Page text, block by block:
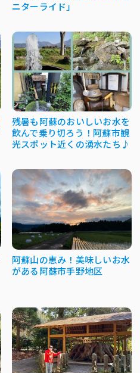
ニターライド」
残暑も阿蘇のおいしいお水を
飲んで乗り切ろう！阿蘇市観
光スポット近くの湧水たち♪
阿蘇山の恵み！美味しいお水
がある阿蘇市手野地区